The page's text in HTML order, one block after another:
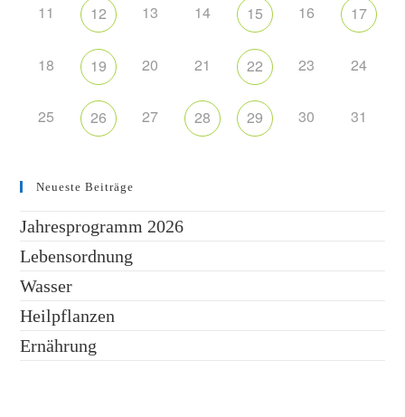
11 12 13 14 15 16 17
18 19 20 21 22 23 24
25 26 27 28 29 30 31
Neueste Beiträge
Jahresprogramm 2026
Lebensordnung
Wasser
Heilpflanzen
Ernährung